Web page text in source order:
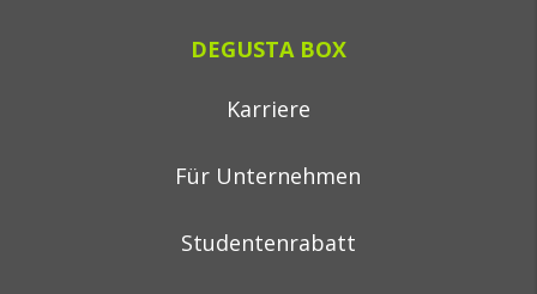
DEGUSTA BOX
Karriere
Für Unternehmen
Studentenrabatt